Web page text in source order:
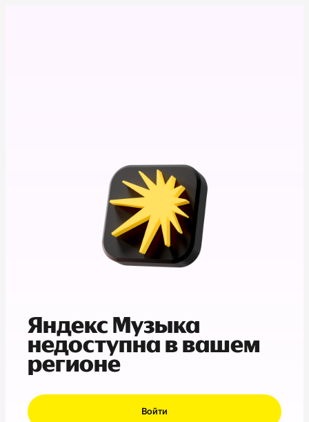
Яндекс Музыка
недоступна в вашем
регионе
Войти